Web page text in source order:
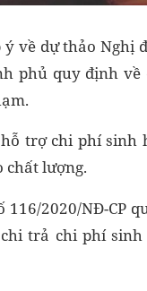
về dự thảo Nghị
phủ quy định
trợ chi phí sinh
chất lượng.
2020/NĐ-CP
trả chi phí